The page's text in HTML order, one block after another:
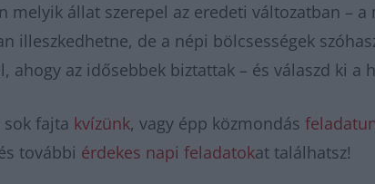
melyik állat szerepel az eredeti változatban –
illeszkedhetne, de a népi bölcsességek
ahogy az idősebbek biztattak – és válaszd ki a
sok fajta kvízünk, vagy épp közmondás
további érdekes napi feladatokat találhatsz!